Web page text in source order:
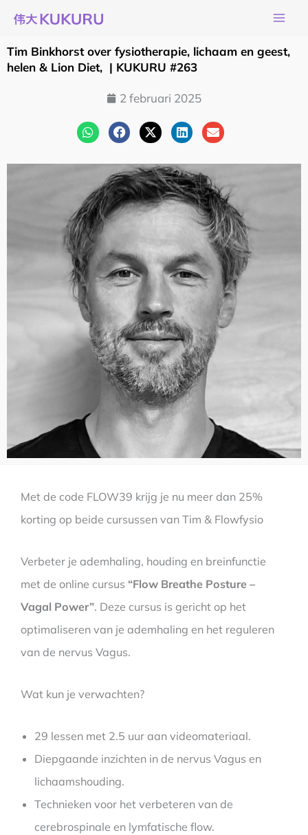
naar
de
inhoud
Tim Binkhorst over fysiotherapie, lichaam en geest,
helen & Lion Diet, | KUKURU #263
2 februari 2025
Met de code FLOW39 krijg je nu meer dan 25%
korting op beide cursussen van Tim & Flowfysio
Verbeter je ademhaling, houding en breinfunctie
met de online cursus “Flow Breathe Posture –
Vagal Power”. Deze cursus is gericht op het
optimaliseren van je ademhaling en het reguleren
van de nervus Vagus.
Wat kun je verwachten?
29 lessen met 2.5 uur aan videomateriaal.
Diepgaande inzichten in de nervus Vagus en
lichaamshouding.
Technieken voor het verbeteren van de
cerebrospinale en lymfatische flow.